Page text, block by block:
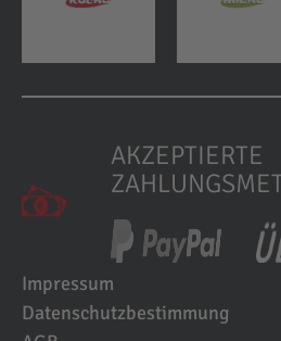
AKZEPTIERTE
Impressum
Datenschutzbestimmung